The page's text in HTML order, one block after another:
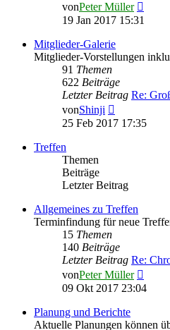
vonPeter Müller
19 Jan 2017 15:31
Mitglieder-Galerie
Mitglieder-Vorstellungen
91 Themen
622 Beiträge
Letzter Beitrag Re:
vonShinji
Beitrag
25 Feb 2017 17:35
Treffen
Themen
Beiträge
Letzter Beitrag
Allgemeines zu Treffen
Terminfindung für neue
15 Themen
140 Beiträge
Letzter Beitrag Re:
vonPeter Müller
Beitrag
09 Okt 2017 23:04
Planung und Berichte
Aktuelle Planungen können